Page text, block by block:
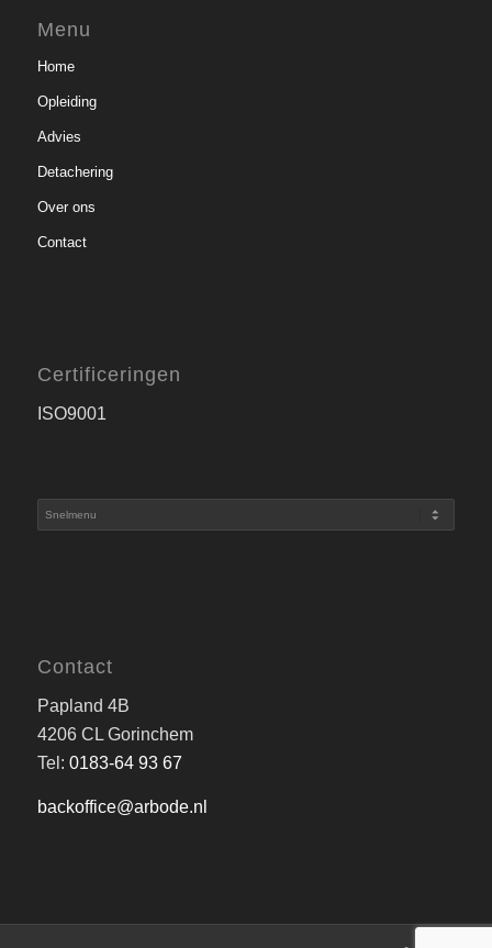
Menu
Home
Opleiding
Advies
Detachering
Over ons
Contact
Certificeringen
ISO9001
Contact
Papland 4B
4206 CL Gorinchem
Tel: 0183-64 93 67
backoffice@arbode.nl